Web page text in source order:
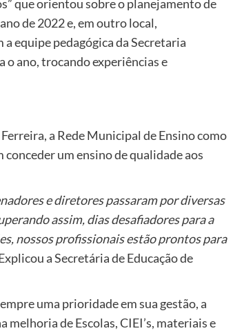
que orientou sobre o planejamento de
de 2022 e, em outro local,
equipe pedagógica da Secretaria
o ano, trocando experiências e
a Rede Municipal de Ensino como
um ensino de qualidade aos
e diretores passaram por diversas
assim, dias desafiadores para a
nossos profissionais estão prontos para
a Secretária de Educação de
uma prioridade em sua gestão, a
melhoria de Escolas, CIEI’s, materiais e